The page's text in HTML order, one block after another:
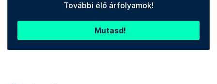
További élő árfolyamok!
Mutasd!